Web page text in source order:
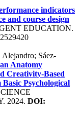
indicators
and course design
EDUCATION.
Sáez-
Anatomy
Creativity-Based
Psychological
2024. DOI: